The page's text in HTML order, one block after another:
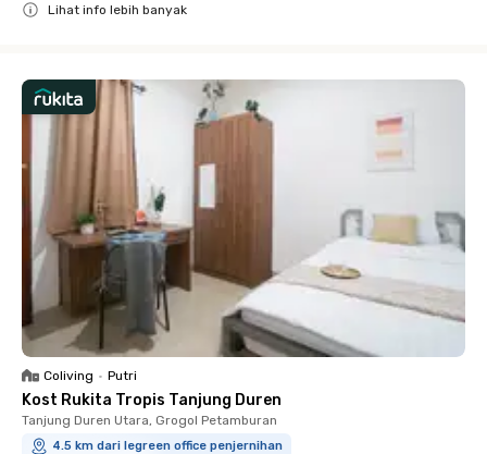
Lihat info lebih banyak
Coliving • Putri
Kost Rukita Tropis Tanjung Duren
Tanjung Duren Utara, Grogol Petamburan
4.5 km dari legreen office penjernihan